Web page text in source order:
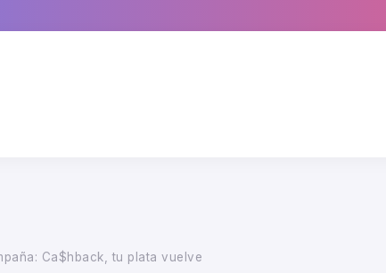
Ca$hback, tu plata vuelve